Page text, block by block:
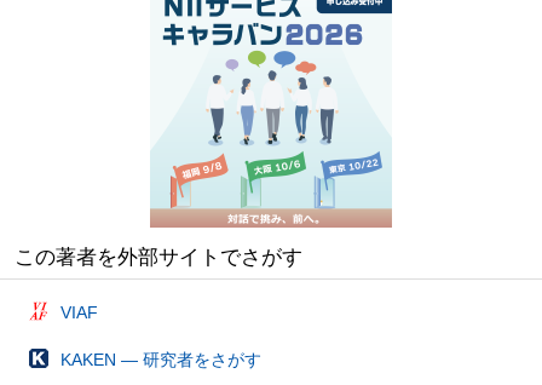
この著者を外部サイトでさがす
VIAF
KAKEN — 研究者をさがす